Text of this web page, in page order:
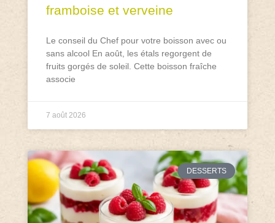
framboise et verveine
Le conseil du Chef pour votre boisson avec ou
sans alcool En août, les étals regorgent de
fruits gorgés de soleil. Cette boisson fraîche
associe
7 août 2026
DESSERTS